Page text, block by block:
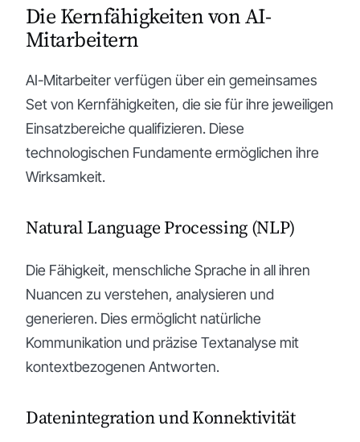
Die Kernfähigkeiten von AI-
Mitarbeitern
AI-Mitarbeiter verfügen über ein gemeinsames
Set von Kernfähigkeiten, die sie für ihre jeweiligen
Einsatzbereiche qualifizieren. Diese
technologischen Fundamente ermöglichen ihre
Wirksamkeit.
Natural Language Processing (NLP)
Die Fähigkeit, menschliche Sprache in all ihren
Nuancen zu verstehen, analysieren und
generieren. Dies ermöglicht natürliche
Kommunikation und präzise Textanalyse mit
kontextbezogenen Antworten.
Datenintegration und Konnektivität